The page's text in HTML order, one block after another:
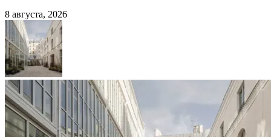
8 августа, 2026